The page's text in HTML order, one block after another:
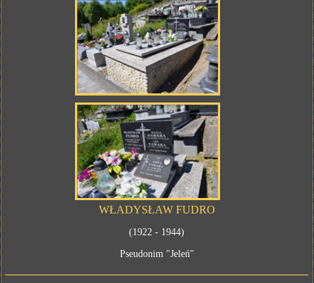
WŁADYSŁAW FUDRO
(1922 - 1944)
Pseudonim "Jeleń"